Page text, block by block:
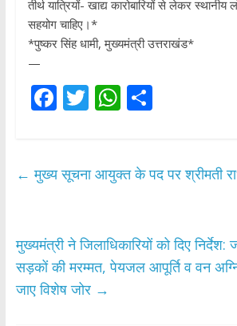
तीर्थ यात्रियों- खाद्य कारोबारियों से लेकर
सहयोग चाहिए।*
*पुष्कर सिंह धामी, मुख्यमंत्री उत्तराखंड*
—
F
b
k
T
er
W
s
p
S
e
← मुख्य सूचना आयुक्त के पद पर श्रीमती
मुख्यमंत्री ने जिलाधिकारियों को दिए
सड़कों की मरम्मत, पेयजल आपूर्ति व वन
जाए विशेष जोर →